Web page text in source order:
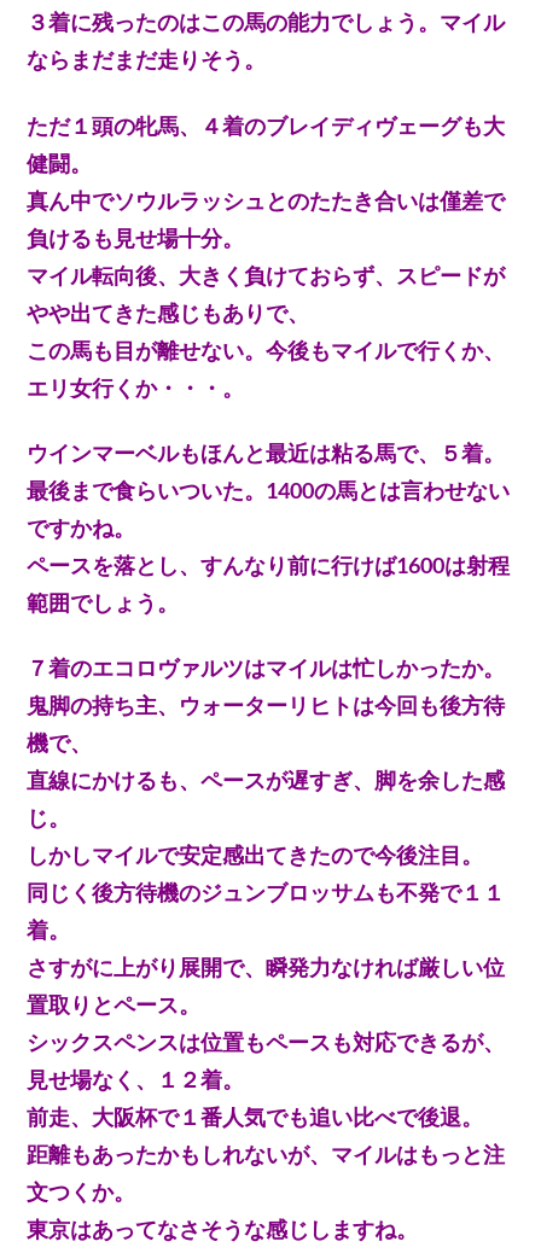
３着に残ったのはこの馬の能力でしょう。マイル
ならまだまだ走りそう。
ただ１頭の牝馬、４着のブレイディヴェーグも大
健闘。
真ん中でソウルラッシュとのたたき合いは僅差で
負けるも見せ場十分。
マイル転向後、大きく負けておらず、スピードが
やや出てきた感じもありで、
この馬も目が離せない。今後もマイルで行くか、
エリ女行くか・・・。
ウインマーベルもほんと最近は粘る馬で、５着。
最後まで食らいついた。1400の馬とは言わせない
ですかね。
ペースを落とし、すんなり前に行けば1600は射程
範囲でしょう。
７着のエコロヴァルツはマイルは忙しかったか。
鬼脚の持ち主、ウォーターリヒトは今回も後方待
機で、
直線にかけるも、ペースが遅すぎ、脚を余した感
じ。
しかしマイルで安定感出てきたので今後注目。
同じく後方待機のジュンブロッサムも不発で１１
着。
さすがに上がり展開で、瞬発力なければ厳しい位
置取りとペース。
シックスペンスは位置もペースも対応できるが、
見せ場なく、１２着。
前走、大阪杯で１番人気でも追い比べで後退。
距離もあったかもしれないが、マイルはもっと注
文つくか。
東京はあってなさそうな感じしますね。